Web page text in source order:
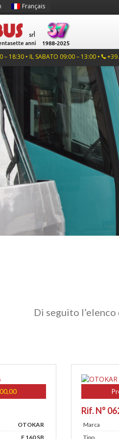
Français
– 18:30 • IL SABATO 09:00 – 13:00 •
Di seguito
OTOKAR
F 160 SB
Rif. N°
Marca
Tipo